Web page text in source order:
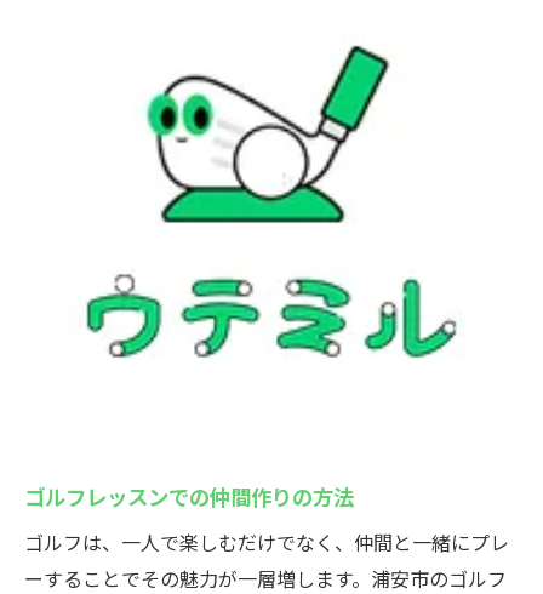
ゴルフレッスンでの仲間作りの方法
ゴルフは、一人で楽しむだけでなく、仲間と一緒にプレ
ーすることでその魅力が一層増します。浦安市のゴルフ